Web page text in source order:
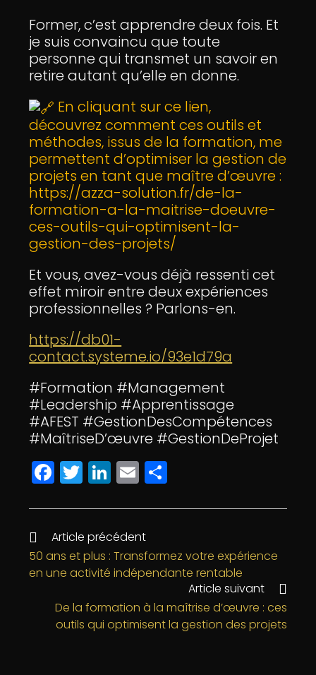
Former, c’est apprendre deux fois. Et
je suis convaincu que toute
personne qui transmet un savoir en
retire autant qu’elle en donne.
En cliquant sur ce lien,
découvrez comment ces outils et
méthodes, issus de la formation, me
permettent d’optimiser la gestion de
projets en tant que maître d’œuvre :
https://azza-solution.fr/de-la-
formation-a-la-maitrise-doeuvre-
ces-outils-qui-optimisent-la-
gestion-des-projets/
Et vous, avez-vous déjà ressenti cet
effet miroir entre deux expériences
professionnelles ? Parlons-en.
https://db01-
contact.systeme.io/93e1d79a
#Formation #Management
#Leadership #Apprentissage
#AFEST #GestionDesCompétences
#MaîtriseD’œuvre #GestionDeProjet
F
a
c
e
b
o
o
k
T
w
itt
e
r
Li
n
k
e
dI
n
E
m
ai
l
rt
g
e
r
Article précédent
50 ans et plus : Transformez votre expérience
en une activité indépendante rentable
Article suivant
De la formation à la maîtrise d’œuvre : ces
outils qui optimisent la gestion des projets